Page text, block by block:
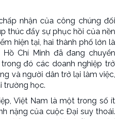
nhận của công chúng đối
thúc đẩy sự phục hồi của nền
hiện tại, hai thành phố lớn là
Chí Minh đã đang chuyển
đó các doanh nghiệp trở
và người dân trở lại làm việc,
trường học.
Việt Nam là một trong số ít
nặng của cuộc Đại suy thoái.